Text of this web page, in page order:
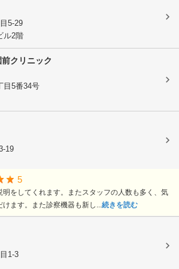
5-29
ル2階
クリニック
目5番34号
19
5
明をしてくれます。またスタッフの人数も多く、気
ます。また診察機器も新し...続きを読む
1-3